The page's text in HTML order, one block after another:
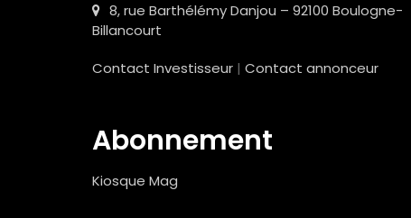
8, rue Barthélémy Danjou – 92100 Boulogne-
Billancourt
Contact Investisseur | Contact annonceur
Abonnement
Kiosque Mag